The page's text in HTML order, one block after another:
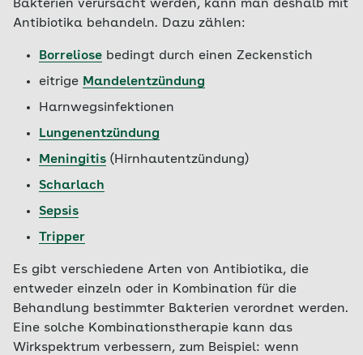
Bakterien verursacht werden, kann man deshalb mit
Antibiotika behandeln. Dazu zählen:
Borreliose bedingt durch einen Zeckenstich
eitrige Mandelentzündung
Harnwegsinfektionen
Lungenentzündung
Meningitis (Hirnhautentzündung)
Scharlach
Sepsis
Tripper
Es gibt verschiedene Arten von Antibiotika, die
entweder einzeln oder in Kombination für die
Behandlung bestimmter Bakterien verordnet werden.
Eine solche Kombinationstherapie kann das
Wirkspektrum verbessern, zum Beispiel: wenn